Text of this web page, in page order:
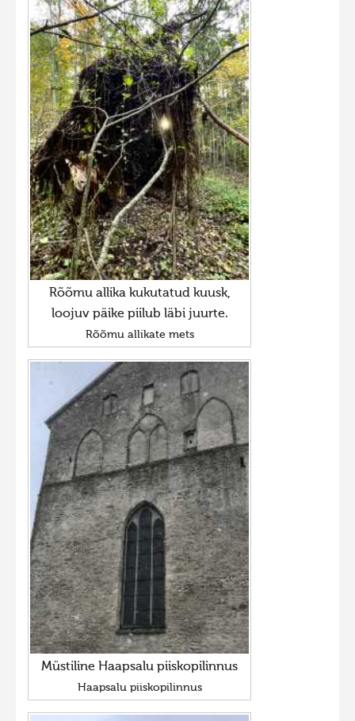
Rõõmu allika kukutatud kuusk,
loojuv päike piilub läbi juurte.
Rõõmu allikate mets
Müstiline Haapsalu piiskopilinnus
Haapsalu piiskopilinnus